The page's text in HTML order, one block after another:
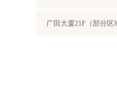
广田大厦21F（部分